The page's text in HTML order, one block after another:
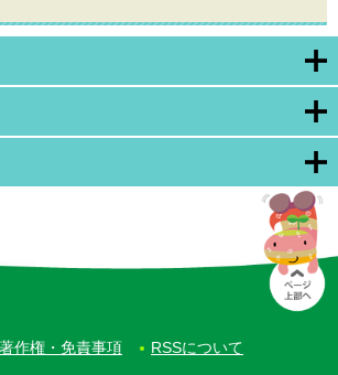
作権・免責事項 RSSについて